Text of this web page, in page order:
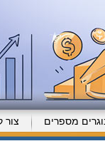
צור מספרים